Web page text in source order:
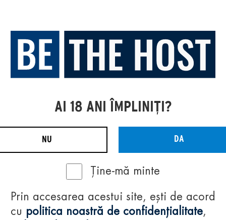
AI 18 ANI ÎMPLINIȚI?
NU DA
Ține-mă minte
Prin accesarea acestui site, ești de acord
cu politica noastră de confidențialitate,